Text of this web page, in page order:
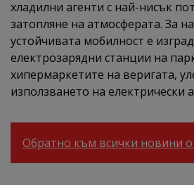
хладилни агенти с най-нисък
затопляне на атмосферата. За
устойчивата мобилност е
електрозарядни станции на
хипермаркетите на веригата,
използването на електрически
Обратно към всички новини